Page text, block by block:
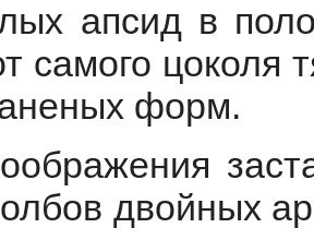
апсид в
самого цоколя
форм.
двойных